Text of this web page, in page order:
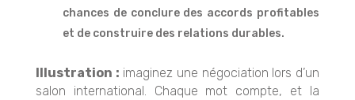
chances de conclure des accords profitables
et de construire des relations durables.
Illustration : imaginez une négociation lors d’un
salon international. Chaque mot compte, et la